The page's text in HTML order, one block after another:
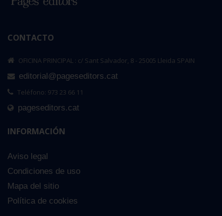
CONTACTO
OFICINA PRINCIPAL : c/ Sant Salvador, 8 - 25005 Lleida SPAIN
editorial@pageseditors.cat
Teléfono: 973 23 66 11
pageseditors.cat
INFORMACIÓN
Aviso legal
Condiciones de uso
Mapa del sitio
Política de cookies